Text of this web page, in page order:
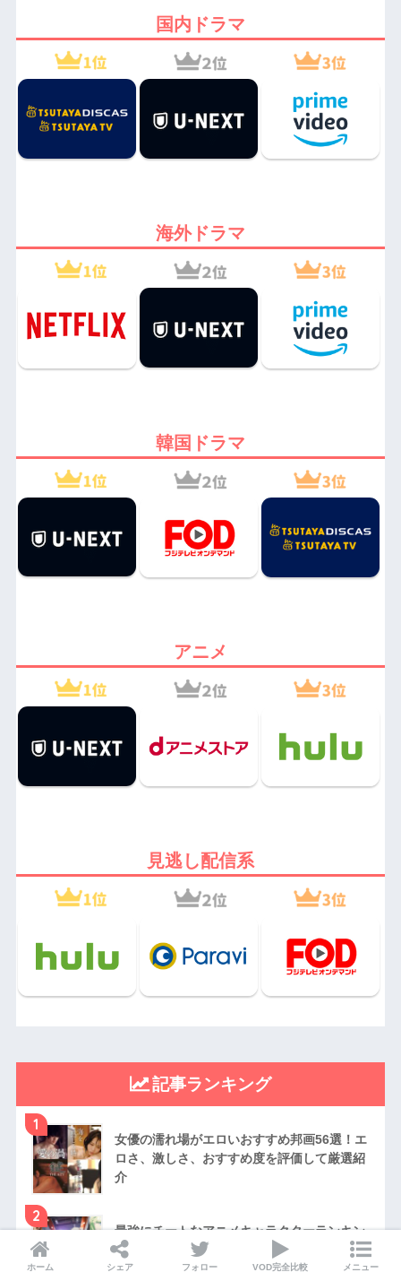
国内ドラマ
海外ドラマ
韓国ドラマ
アニメ
見逃し配信系
記事ランキング
1
女優の濡れ場がエロいおすすめ邦画56選！エ
ロさ、激しさ、おすすめ度を評価して厳選紹
介
2
最強にチートなアニメキャラクターランキン
グTOP20！強さや能力がデタラメにヤバいキ
ャラを厳選
ホーム シェア フォロー VOD完全比較 メニュー